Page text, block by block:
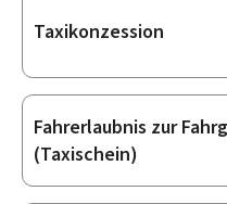
Taxikonzession
Fahrerlaubnis zur
(Taxischein)